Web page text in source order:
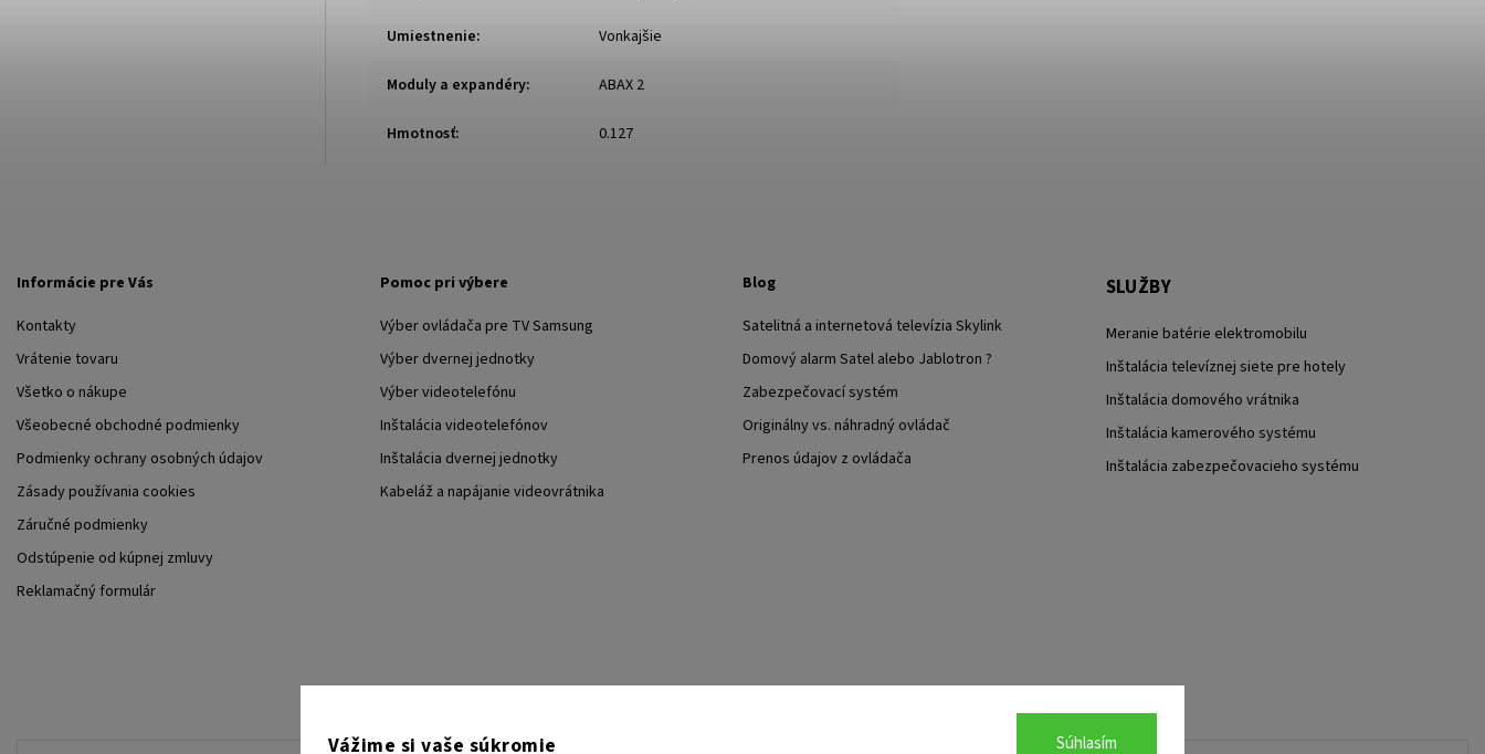
Vážime si vaše súkromie Súhlasím
Umiestnenie: Vonkajšie
Moduly a expandéry: ABAX 2
Hmotnosť: 0.127
Informácie pre Vás
Kontakty
Vrátenie tovaru
Všetko o nákupe
Všeobecné obchodné podmienky
Podmienky ochrany osobných údajov
Zásady používania cookies
Záručné podmienky
Odstúpenie od kúpnej zmluvy
Reklamačný formulár
Pomoc pri výbere
Výber ovládača pre TV Samsung
Výber dvernej jednotky
Výber videotelefónu
Inštalácia videotelefónov
Inštalácia dvernej jednotky
Kabeláž a napájanie videovrátnika
Blog
Satelitná a internetová televízia Skylink
Domový alarm Satel alebo Jablotron ?
Zabezpečovací systém
Originálny vs. náhradný ovládač
Prenos údajov z ovládača
SLUŽBY
Meranie batérie elektromobilu
Inštalácia televíznej siete pre hotely
Inštalácia domového vrátnika
Inštalácia kamerového systému
Inštalácia zabezpečovacieho systému